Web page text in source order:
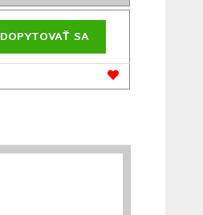
DOPYTOVAŤ SA